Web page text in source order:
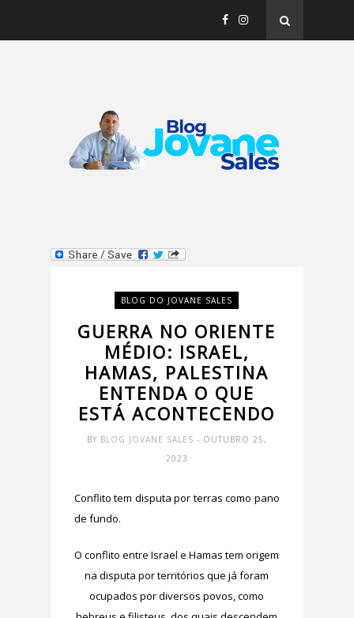
BLOG DO JOVANE SALES
GUERRA NO ORIENTE
MÉDIO: ISRAEL,
HAMAS, PALESTINA
ENTENDA O QUE
ESTÁ ACONTECENDO
BY BLOG JOVANE SALES - OUTUBRO 25,
2023
Conflito tem disputa por terras como pano
de fundo.
O conflito entre Israel e Hamas tem origem
na disputa por territórios que já foram
ocupados por diversos povos, como